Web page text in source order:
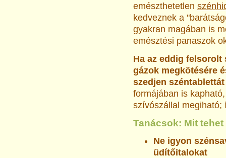
emészthetetlen
kedveznek a
gyakran magában is
emésztési panaszok
Ha az eddig felsorolt
gázok megkötésére
szedjen
formájában is
szívószállal megiható;
Tanácsok: Mit
Ne igyon
üdítőitalokat